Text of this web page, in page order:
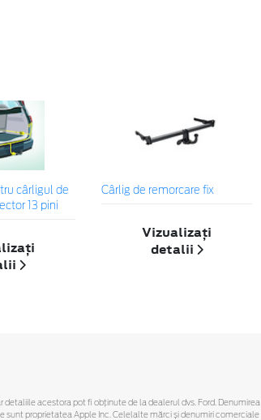
cârligul de
13 pini
Cârlig de remorcare fix
Vizualizați
detalii
acestora pot fi obținute de la dealerul dvs. Ford.
proprietatea Apple Inc. Celelalte mărci și denumiri comerciale